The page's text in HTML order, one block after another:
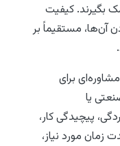
بگیرند. کیفیت
آن‌ها، مستقیماً بر
برای
یا
پیچیدگی کار،
مورد نیاز،